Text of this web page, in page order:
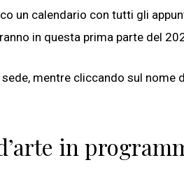
un calendario con tutti gli
in questa prima parte del
mentre cliccando sul nome
in